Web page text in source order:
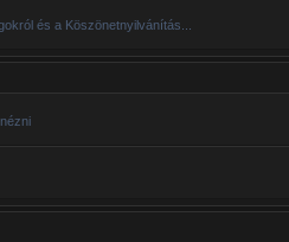
és a Köszönetnyilvánítás...